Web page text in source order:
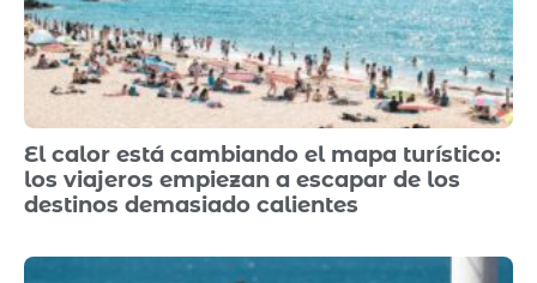
El calor está cambiando el mapa turístico:
los viajeros empiezan a escapar de los
destinos demasiado calientes